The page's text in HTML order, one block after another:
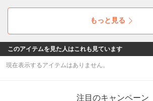
もっと見る
このアイテムを見た人はこれも見ています
現在表示するアイテムはありません。
注目のキャンペーン